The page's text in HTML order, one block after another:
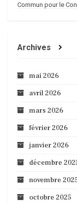
Commun pour le
Archives
mai 2026
avril 2026
mars 2026
février 2026
janvier 2026
décembre
novembre
octobre 2025